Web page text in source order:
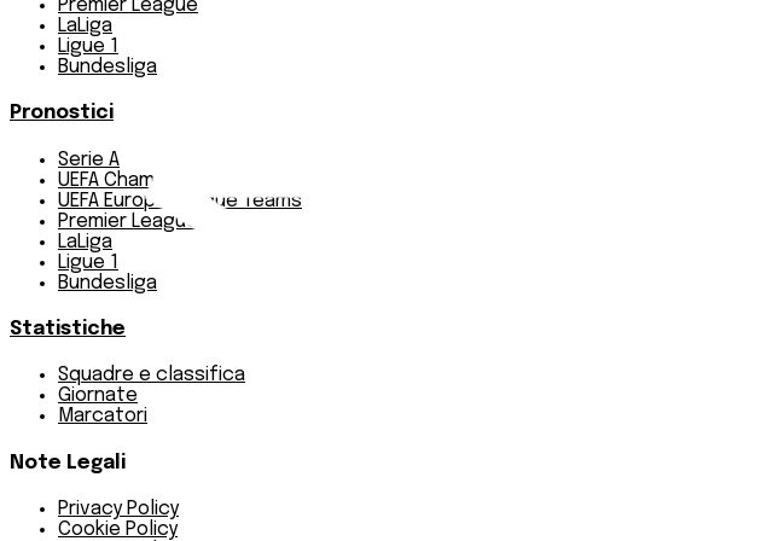
Premier League
LaLiga
Ligue 1
Bundesliga
Pronostici
Serie A
UEFA Champions League Teams
UEFA Europa League Teams
Premier League
LaLiga
Ligue 1
Bundesliga
Statistiche
Squadre e classifica
Giornate
Marcatori
Note Legali
Privacy Policy
Cookie Policy